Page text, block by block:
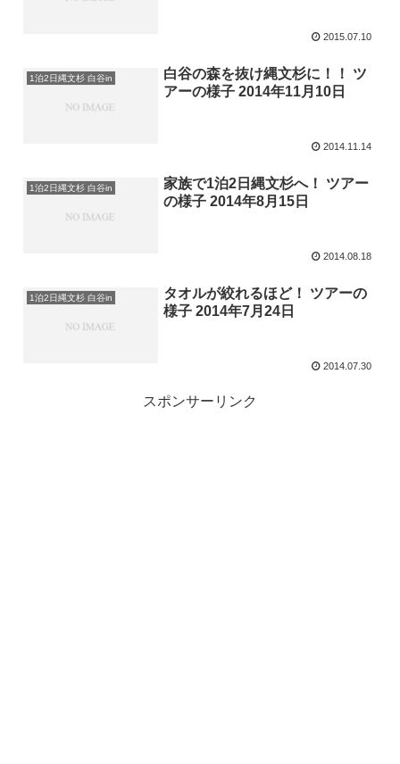
2015.07.10
1泊2日縄文杉 白谷in
白谷の森を抜け縄文杉に！！ ツ
アーの様子 2014年11月10日
2014.11.14
1泊2日縄文杉 白谷in
家族で1泊2日縄文杉へ！ ツアー
の様子 2014年8月15日
2014.08.18
1泊2日縄文杉 白谷in
タオルが絞れるほど！ ツアーの
様子 2014年7月24日
2014.07.30
スポンサーリンク